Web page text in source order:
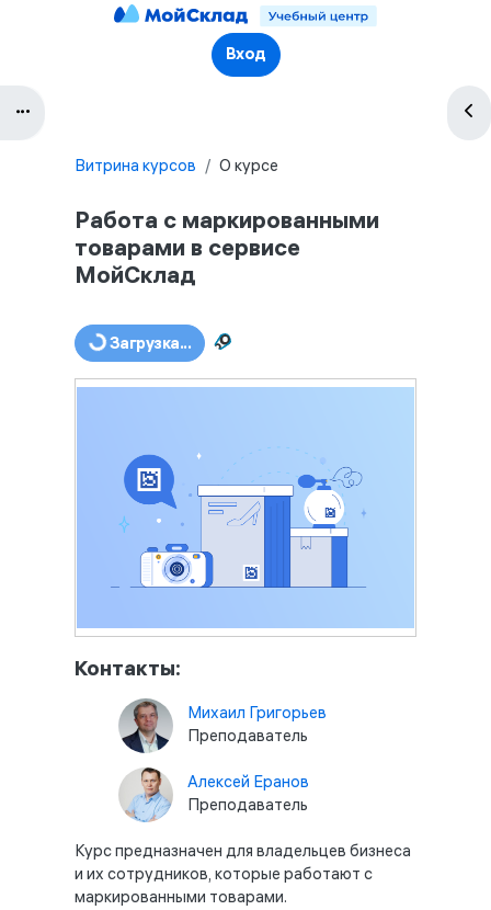
Перейти к основному содержанию
Вход
Витрина курсов О курсе
Работа с маркированными
товарами в сервисе
МойСклад
Блоки
Загрузка...
Контакты:
Михаил Григорьев
Преподаватель
Алексей Еранов
Преподаватель
Курс предназначен для владельцев бизнеса
и их сотрудников, которые работают с
маркированными товарами.